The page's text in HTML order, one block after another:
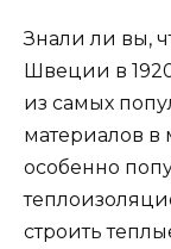
Знали ли вы,
Швеции в
из самых
материалов в
особенно
строить